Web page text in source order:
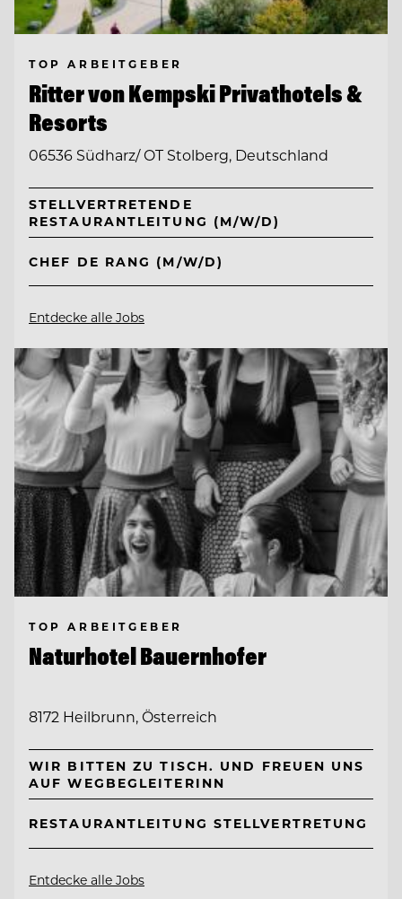
TOP ARBEITGEBER
Ritter von Kempski Privathotels &
Resorts
06536 Südharz/ OT Stolberg, Deutschland
STELLVERTRETENDE
RESTAURANTLEITUNG (M/W/D)
CHEF DE RANG (M/W/D)
Entdecke alle Jobs
TOP ARBEITGEBER
Naturhotel Bauernhofer
8172 Heilbrunn, Österreich
WIR BITTEN ZU TISCH. UND FREUEN UNS
AUF WEGBEGLEITERINN
RESTAURANTLEITUNG STELLVERTRETUNG
Entdecke alle Jobs